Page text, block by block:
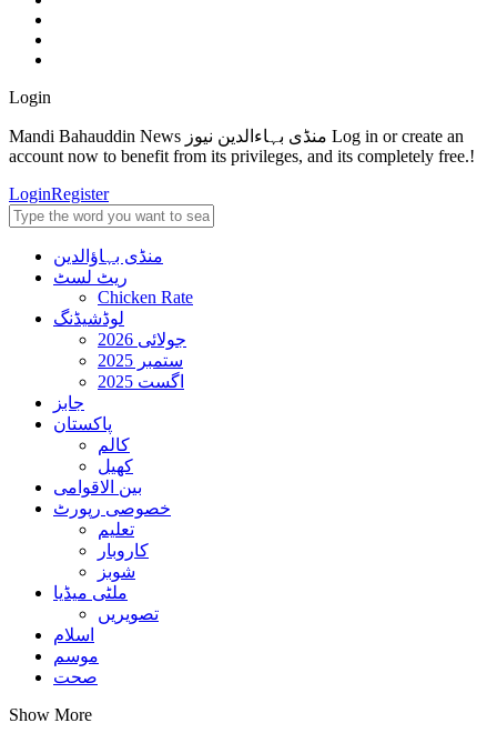
Login
Mandi Bahauddin News منڈی بہاءالدین نیوز Log in or create an
account now to benefit from its privileges, and its completely free.!
LoginRegister
منڈی بہاؤالدین
ریٹ لسٹ
Chicken Rate
لوڈشیڈنگ
جولائی 2026
ستمبر 2025
اگست 2025
جابز
پاکستان
کالم
کھیل
بین الاقوامی
خصوصی رپورٹ
تعلیم
کاروبار
شوبز
ملٹی میڈیا
تصویریں
اسلام
موسم
صحت
Show More